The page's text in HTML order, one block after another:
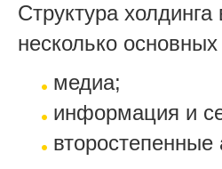
Структура холдинга
несколько
медиа;
информация и
второстепенные